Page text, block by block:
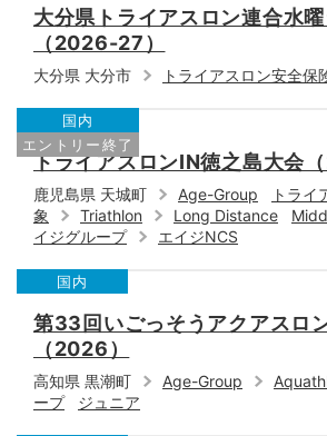
大分県トライアスロン連合水
（2026-27）
大分県 大分市 トライアスロン安全保
国内
エントリー終了
トライアスロンIN徳之島大会
鹿児島県 天城町 Age-Group
トライ
象
Triathlon Long Distance
イジグループ
エイジNCS
国内
第33回いごっそうアクアスロ
（2026）
高知県 黒潮町 Age-Group
ープ
ジュニア